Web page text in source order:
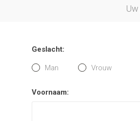
Geslacht:
Man Vrouw
Voornaam: